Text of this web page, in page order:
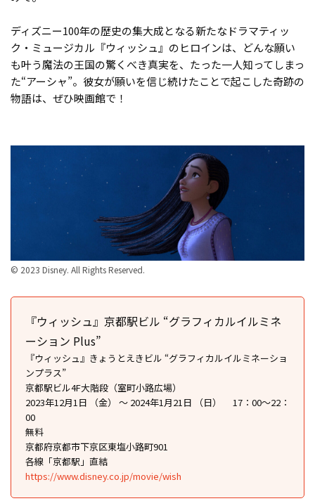
ディズニー100年の歴史の集大成となる新たなドラマティッ
ク・ミュージカル『ウィッシュ』のヒロインは、どんな願い
も叶う魔法の王国の驚くべき真実を、たった一人知ってしまっ
た“アーシャ”。彼女が願いを信じ続けたことで起こした奇跡の
物語は、ぜひ映画館で！
© 2023 Disney. All Rights Reserved.
『ウィッシュ』京都駅ビル “グラフィカルイルミネ
ーション Plus”
『ウィッシュ』きょうとえきビル “グラフィカルイルミネーショ
ンプラス”
京都駅ビル4F大階段（室町小路広場）
2023年12月1日 （金） ～ 2024年1月21日 （日） 17：00〜22：
00
無料
京都府京都市下京区東塩小路町901
各線「京都駅」直結
https://www.disney.co.jp/movie/wish